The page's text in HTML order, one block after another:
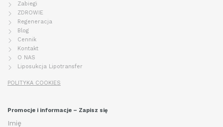
Zabiegi
ZDROWIE
Regeneracja
Blog
Cennik
Kontakt
O NAS
Liposukcja Lipotransfer
POLITYKA COOKIES
Promocje i informacje – Zapisz się
Imię